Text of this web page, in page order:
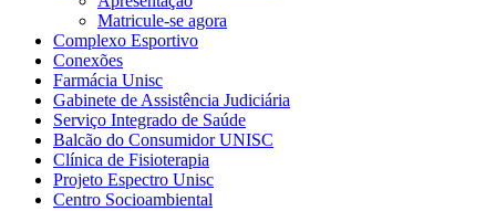
Matricule-se agora
Complexo Esportivo
Conexões
Farmácia Unisc
Gabinete de Assistência Judiciária
Serviço Integrado de Saúde
Balcão do Consumidor UNISC
Clínica de Fisioterapia
Projeto Espectro Unisc
Centro Socioambiental